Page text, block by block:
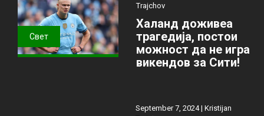
Свет
Trajchov
Халанд доживеа
трагедија, постои
можност да не игра
викендов за Сити!
September 7, 2024 | Kristijan